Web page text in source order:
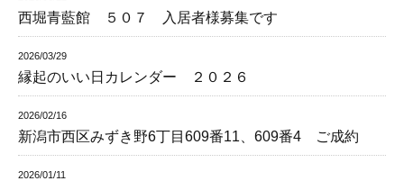
西堀青藍館 ５０７ 入居者様募集です
2026/03/29
縁起のいい日カレンダー ２０２６
2026/02/16
新潟市西区みずき野6丁目609番11、609番4 ご成約
2026/01/11